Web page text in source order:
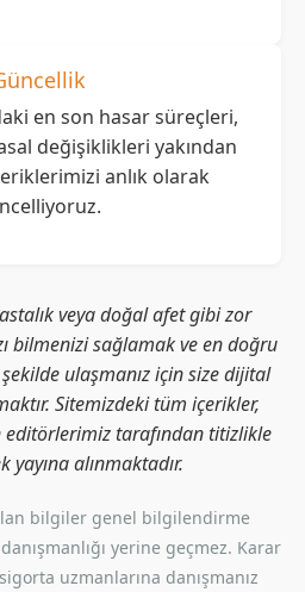
en son hasar süreçleri,
değişiklikleri yakından
anlık olarak
veya doğal afet gibi zor
bilmenizi sağlamak ve en doğru
ulaşmanız için size dijital
Sitemizdeki tüm içerikler,
tarafından titizlikle
yayına alınmaktadır.
bilgiler genel bilgilendirme
yerine geçmez. Karar
uzmanlarına danışmanız